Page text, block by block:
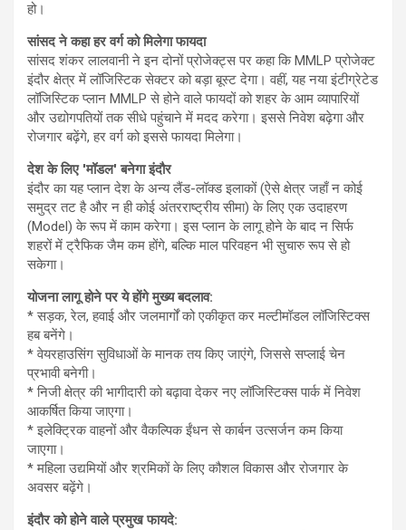
हो।
सांसद ने कहा हर वर्ग को मिलेगा फायदा
सांसद शंकर लालवानी ने इन दोनों प्रोजेक्ट्स पर कहा कि MMLP प्रोजेक्ट
इंदौर क्षेत्र में लॉजिस्टिक सेक्टर को बड़ा बूस्ट देगा। वहीं, यह नया इंटीग्रेटेड
लॉजिस्टिक प्लान MMLP से होने वाले फायदों को शहर के आम व्यापारियों
और उद्योगपतियों तक सीधे पहुंचाने में मदद करेगा। इससे निवेश बढ़ेगा और
रोजगार बढ़ेंगे, हर वर्ग को इससे फायदा मिलेगा।
देश के लिए 'मॉडल' बनेगा इंदौर
इंदौर का यह प्लान देश के अन्य लैंड-लॉक्ड इलाकों (ऐसे क्षेत्र जहाँ न कोई
समुद्र तट है और न ही कोई अंतरराष्ट्रीय सीमा) के लिए एक उदाहरण
(Model) के रूप में काम करेगा। इस प्लान के लागू होने के बाद न सिर्फ
शहरों में ट्रैफिक जैम कम होंगे, बल्कि माल परिवहन भी सुचारु रूप से हो
सकेगा।
योजना लागू होने पर ये होंगे मुख्य बदलाव:
* सड़क, रेल, हवाई और जलमार्गों को एकीकृत कर मल्टीमॉडल लॉजिस्टिक्स
हब बनेंगे।
* वेयरहाउसिंग सुविधाओं के मानक तय किए जाएंगे, जिससे सप्लाई चेन
प्रभावी बनेगी।
* निजी क्षेत्र की भागीदारी को बढ़ावा देकर नए लॉजिस्टिक्स पार्क में निवेश
आकर्षित किया जाएगा।
* इलेक्ट्रिक वाहनों और वैकल्पिक ईंधन से कार्बन उत्सर्जन कम किया
जाएगा।
* महिला उद्यमियों और श्रमिकों के लिए कौशल विकास और रोजगार के
अवसर बढ़ेंगे।
इंदौर को होने वाले प्रमुख फायदे: